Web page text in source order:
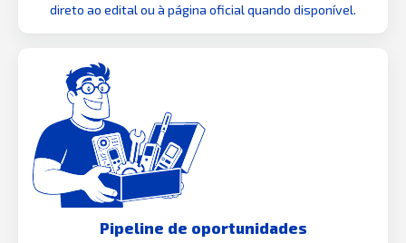
direto ao edital ou à página oficial quando disponível.
Pipeline de oportunidades